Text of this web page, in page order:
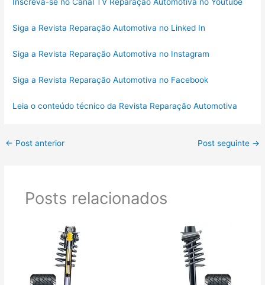
Siga a Revista Reparação Automotiva no Linked In
Siga a Revista Reparação Automotiva no Instagram
Siga a Revista Reparação Automotiva no Facebook
Leia o conteúdo técnico da Revista Reparação Automotiva
← Post anterior Post seguinte →
Posts relacionados